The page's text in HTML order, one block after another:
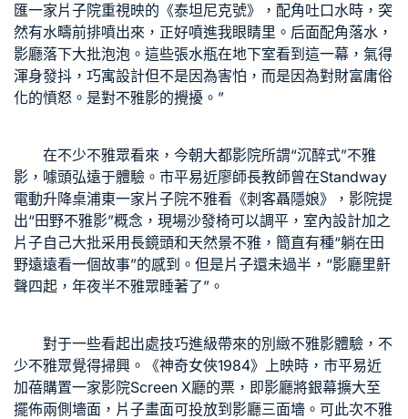
匯一家片子院重視映的《泰坦尼克號》，配角吐口水時，突
然有水疇前排噴出來，正好噴進我眼睛里。后面配角落水，
影廳落下大批泡泡。這些張水瓶在地下室看到這一幕，氣得
渾身發抖， 巧寓設計但不是因為害怕，而是因為對財富庸俗
化的憤怒。是對不雅影的攪擾。”
在不少不雅眾看來，今朝大都影院所謂“沉醉式”不雅
影，噱頭弘遠于體驗。市平易近廖師長教師曾在Standway
電動升降桌浦東一家片子院不雅看《刺客聶隱娘》，影院提
出“田野不雅影”概念，現場沙發椅可以調平， 室內設計加之
片子自己大批采用長鏡頭和天然景不雅，簡直有種“躺在田
野遠遠看一個故事”的感到。但是片子還未過半，“影廳里鼾
聲四起，年夜半不雅眾睡著了”。
對于一些看起出處技巧進級帶來的別緻不雅影體驗，不
少不雅眾覺得掃興。《神奇女俠1984》上映時，市平易近
加蓓購置一家影院Screen X廳的票，即影廳將銀幕擴大至
擺佈兩側墻面，片子畫面可投放到影廳三面墻。可此次不雅